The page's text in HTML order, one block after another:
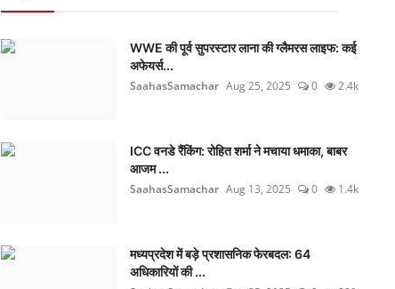
WWE की पूर्व सुपरस्टार लाना की ग्लैमरस लाइफ: कई
अफेयर्स...
SaahasSamachar Aug 25, 2025 0 2.4k
ICC वनडे रैंकिंग: रोहित शर्मा ने मचाया धमाका, बाबर
आजम ...
SaahasSamachar Aug 13, 2025 0 1.4k
मध्यप्रदेश में बड़े प्रशासनिक फेरबदल: 64
अधिकारियों की ...